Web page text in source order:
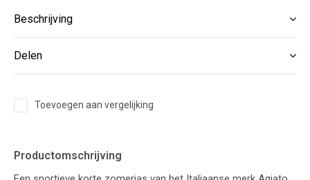
Beschrijving
Delen
Toevoegen aan vergelijking
Productomschrijving